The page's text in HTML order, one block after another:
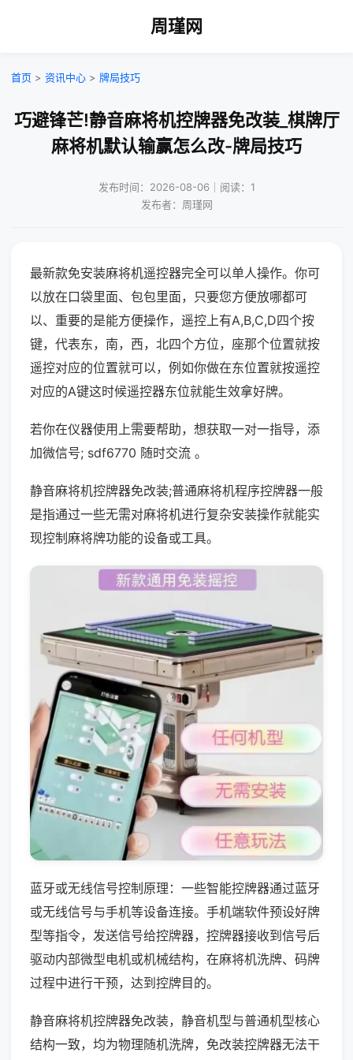
周瑾网
首页 > 资讯中心 > 牌局技巧
巧避锋芒!静音麻将机控牌器免改装_棋牌厅
麻将机默认输赢怎么改-牌局技巧
发布时间：2026-08-06｜阅读：1
发布者：周瑾网
最新款免安装麻将机遥控器完全可以单人操作。你可
以放在口袋里面、包包里面，只要您方便放哪都可
以、重要的是能方便操作，遥控上有A,B,C,D四个按
键，代表东，南，西，北四个方位，座那个位置就按
遥控对应的位置就可以，例如你做在东位置就按遥控
对应的A键这时候遥控器东位就能生效拿好牌。
若你在仪器使用上需要帮助，想获取一对一指导，添
加微信号; sdf6770 随时交流 。
静音麻将机控牌器免改装;普通麻将机程序控牌器一般
是指通过一些无需对麻将机进行复杂安装操作就能实
现控制麻将牌功能的设备或工具。
蓝牙或无线信号控制原理：一些智能控牌器通过蓝牙
或无线信号与手机等设备连接。手机端软件预设好牌
型等指令，发送信号给控牌器，控牌器接收到信号后
驱动内部微型电机或机械结构，在麻将机洗牌、码牌
过程中进行干预，达到控牌目的。
静音麻将机控牌器免改装，静音机型与普通机型核心
结构一致，均为物理随机洗牌，免改装控牌器无法干